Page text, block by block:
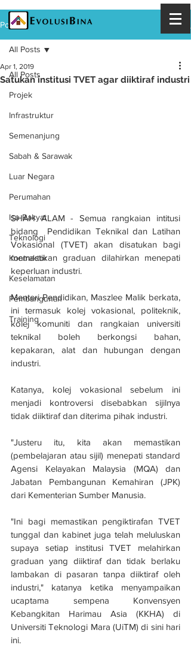
Post
All Posts
Projek
Infrastruktur
Semenanjung
Sabah & Sarawak
Luar Negara
Perumahan
Isu Rakyat
Teknologi
Kontraktor
Keselamatan
Pembangunan
Training
All Posts
Satukan institusi TVET agar diiktiraf industri
Apr 1, 2019
SHAH ALAM - Semua rangkaian intitusi
bidang  Pendidikan Teknikal dan Latihan
Vokasional (TVET) akan disatukan bagi
memastikan graduan dilahirkan menepati
keperluan industri.
Menteri Pendidikan, Maszlee Malik berkata,
ini termasuk kolej vokasional, politeknik,
kolej komuniti dan rangkaian universiti
teknikal boleh berkongsi bahan,
kepakaran, alat dan hubungan dengan
industri.
Katanya, kolej vokasional sebelum ini
menjadi kontroversi disebabkan sijilnya
tidak diiktiraf dan diterima pihak industri.
"Justeru itu, kita akan memastikan
(pembelajaran atau sijil) menepati standard
Agensi Kelayakan Malaysia (MQA) dan
Jabatan Pembangunan Kemahiran (JPK)
dari Kementerian Sumber Manusia.
"Ini bagi memastikan pengiktirafan TVET
tunggal dan kabinet juga telah meluluskan
supaya setiap institusi TVET melahirkan
graduan yang diiktiraf dan tidak berlaku
lambakan di pasaran tanpa diiktiraf oleh
industri," katanya ketika menyampaikan
ucaptama sempena Konvensyen
Kebangkitan Harimau Asia (KKHA) di
Universiti Teknologi Mara (UiTM) di sini hari
ini.